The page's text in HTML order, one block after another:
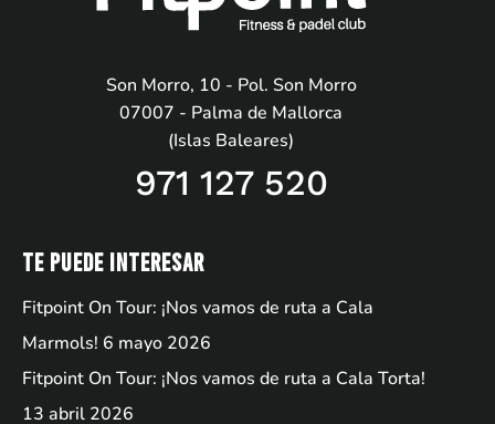
Son Morro, 10 - Pol. Son Morro
07007 - Palma de Mallorca
(Islas Baleares)
971 127 520
Te puede interesar
Fitpoint On Tour: ¡Nos vamos de ruta a Cala
Marmols! 6 mayo 2026
Fitpoint On Tour: ¡Nos vamos de ruta a Cala Torta!
13 abril 2026